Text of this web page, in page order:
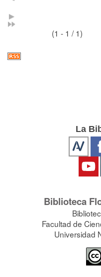
(1 - 1 / 1)
La
Biblioteca
Facultad de
Universidad